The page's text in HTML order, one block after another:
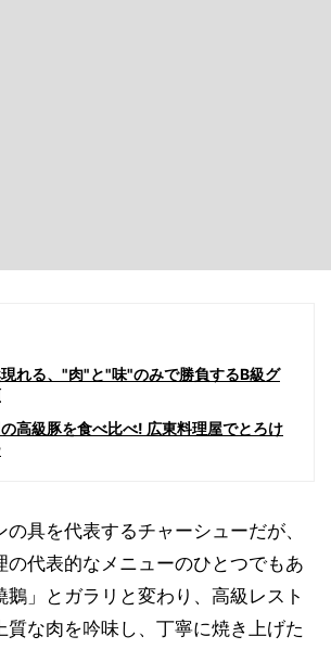
れる、"肉"と"味"のみで勝負するB級グ
高級豚を食べ比べ! 広東料理屋でとろけ
の具を代表するチャーシューだが、
の代表的なメニューのひとつでもあ
鵝」とガラリと変わり、高級レスト
質な肉を吟味し、丁寧に焼き上げた